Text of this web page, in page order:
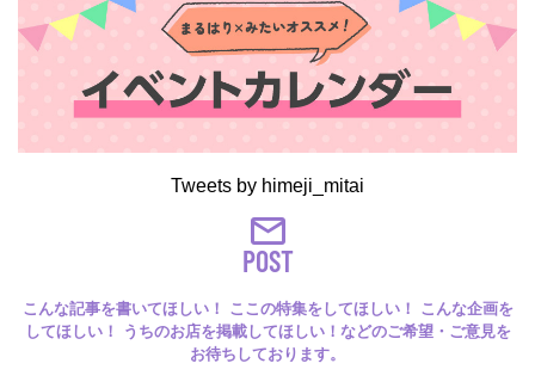
Tweets by himeji_mitai
POST
こんな記事を書いてほしい！ ここの特集をしてほしい！ こんな企画を
してほしい！ うちのお店を掲載してほしい！などのご希望・ご意見を
お待ちしております。